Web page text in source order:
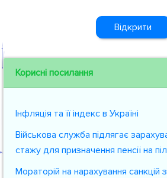
Відкрити
Корисні посилання
Інфляція та її індекс в Україні
Військова служба підлягає
стажу для призначення пенсії на
Мораторій на нарахування санкцій